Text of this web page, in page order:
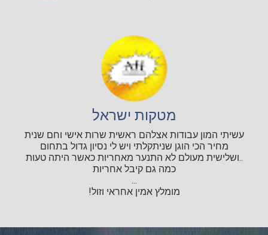
מטקות ישראל
עשיתי המון עבודות אצלהם ראשית שרות אישי וחם שנית
מחיר הכי הוגן שניתקלתי ויש לי נסיון גדול בתחום
..ושלישית מעולם לא התנער מאחריות כאשר היתה טעות
כמה גם קיבל אחריות
...
מומלץ אמין אחראי וזול!